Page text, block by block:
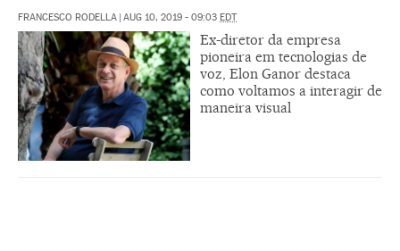
FRANCESCO RODELLA | AUG 10, 2019 - 09:03 EDT
Ex-diretor da empresa
pioneira em tecnologias de
voz, Elon Ganor destaca
como voltamos a interagir de
maneira visual